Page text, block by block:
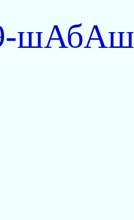
шАбАш